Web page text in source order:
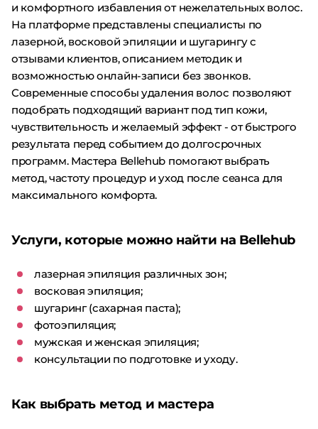
и комфортного избавления от нежелательных волос.
На платформе представлены специалисты по
лазерной, восковой эпиляции и шугарингу с
отзывами клиентов, описанием методик и
возможностью онлайн-записи без звонков.
Современные способы удаления волос позволяют
подобрать подходящий вариант под тип кожи,
чувствительность и желаемый эффект - от быстрого
результата перед событием до долгосрочных
программ. Мастера Bellehub помогают выбрать
метод, частоту процедур и уход после сеанса для
максимального комфорта.
Услуги, которые можно найти на Bellehub
лазерная эпиляция различных зон;
восковая эпиляция;
шугаринг (сахарная паста);
фотоэпиляция;
мужская и женская эпиляция;
консультации по подготовке и уходу.
Как выбрать метод и мастера